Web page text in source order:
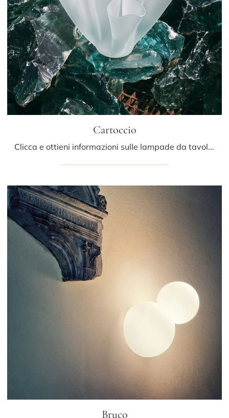
Cartoccio
Clicca e ottieni informazioni sulle lampade da tavolo di Fontana Arte: il modello Cartoccio in vetro ti sta aspettando!
Bruco